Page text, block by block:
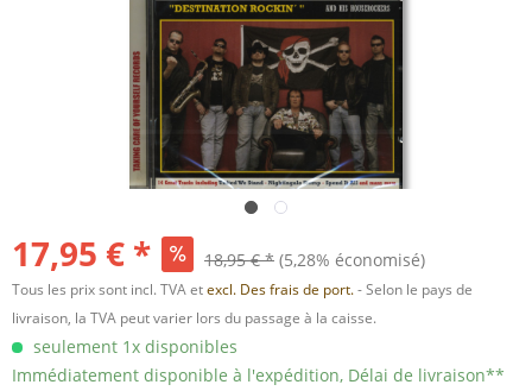
17,95 € * 18,95 € * (5,28% économisé)
Tous les prix sont incl. TVA etexcl. Des frais de port.- Selon le pays de
livraison, la TVA peut varier lors du passage à la caisse.
seulement 1x disponibles
Immédiatement disponible à l'expédition, Délai de livraison**